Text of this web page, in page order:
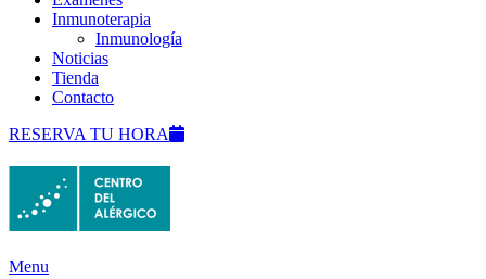
Inmunoterapia
Inmunología
Noticias
Tienda
Contacto
RESERVA TU HORA
Menu